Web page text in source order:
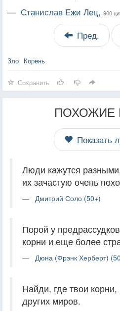
— Станислав Ежи Лец, 900
Пред.
Зло Корень
Сохранить
ПОХОЖИЕ
Показать
Люди кажутся
их зачастую очень
Дмитрий Соло (50+)
Порой у
корни и еще более
Дюна (Фрэнк Херберт)
Найди, где твои корни,
других миров.